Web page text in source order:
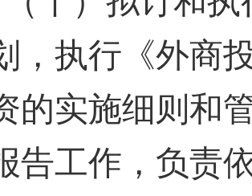
，执行《外商
的实施细则和
告工作，负责